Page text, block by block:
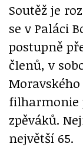
Soutěž je
se v Paláci
postupně
členů, v
filharmonie
zpěváků.
největší 65.